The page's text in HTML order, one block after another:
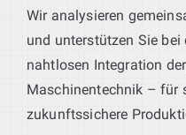
Wir analysieren
und unterstützen Sie
nahtlosen Integration
Maschinentechnik – für
zukunftssichere